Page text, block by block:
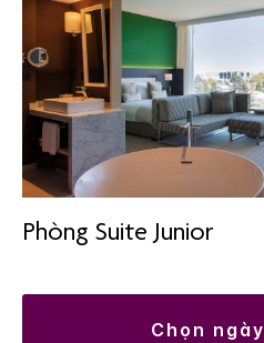
Phòng Suite Junior
chọn ngày